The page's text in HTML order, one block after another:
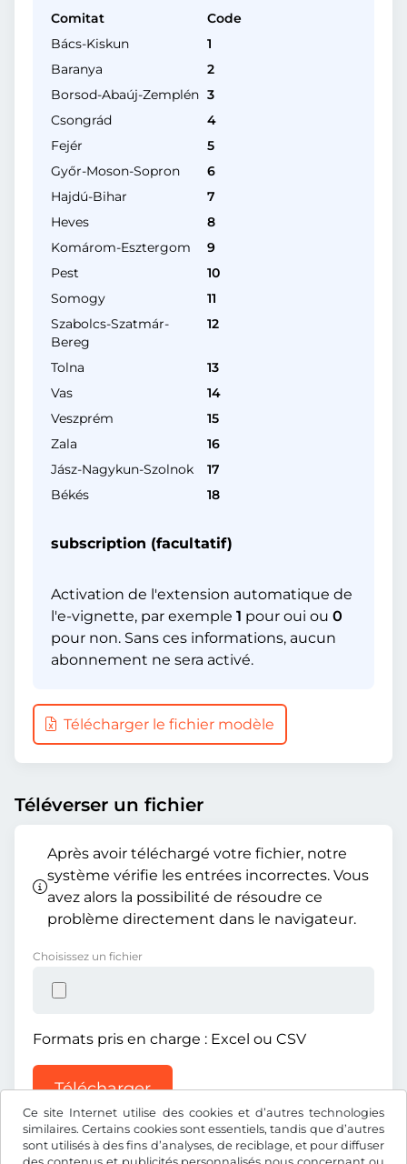
Ce site Internet utilise des cookies et d’autres technologies
similaires. Certains cookies sont essentiels, tandis que d’autres
sont utilisés à des fins d’analyses, de reciblage, et pour diffuser
Comitat
Code
Bács-Kiskun
1
Baranya
2
Borsod-Abaúj-Zemplén 3
Csongrád
4
Fejér
5
Győr-Moson-Sopron
6
Hajdú-Bihar
7
Heves
8
Komárom-Esztergom
9
Pest
10
Somogy
11
Szabolcs-Szatmár-
Bereg
12
Tolna
13
Vas
14
Veszprém
15
Zala
16
Jász-Nagykun-Szolnok
17
Békés
18
subscription (facultatif)
Activation de l'extension automatique de
l'e-vignette, par exemple 1 pour oui ou 0
pour non. Sans ces informations, aucun
abonnement ne sera activé.
Télécharger le fichier modèle
Téléverser un fichier
Après avoir téléchargé votre fichier, notre
système vérifie les entrées incorrectes. Vous
avez alors la possibilité de résoudre ce
problème directement dans le navigateur.
Choisissez un fichier
Formats pris en charge : Excel ou CSV
Télécharger